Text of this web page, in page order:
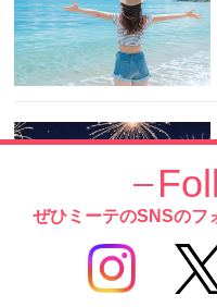
ぜひミーテのSNSのフ